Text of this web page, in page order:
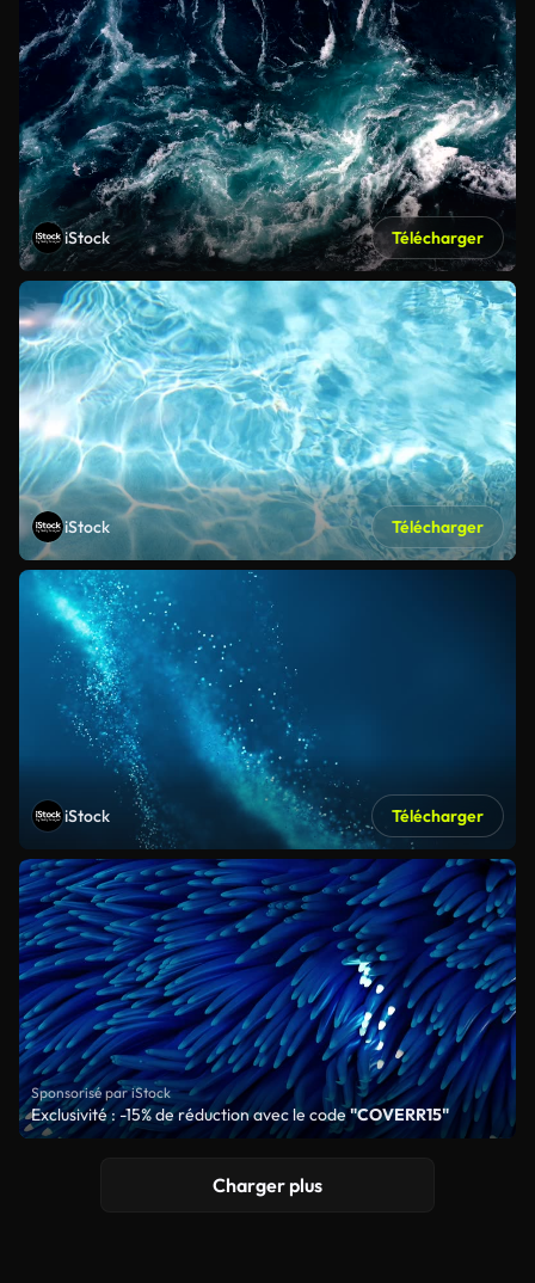
iStock Télécharger
iStock Télécharger
iStock Télécharger
Sponsorisé par iStock
Exclusivité : -15% de réduction avec le code"COVERR15"
Charger plus